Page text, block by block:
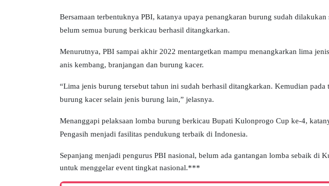
Bersamaan terbentuknya PBI, katanya upaya penangkaran burung sudah
belum semua burung berkicau berhasil ditangkarkan.
Menurutnya, PBI sampai akhir 2022 mentargetkan mampu menangkarkan lima
anis kembang, branjangan dan burung kacer.
“Lima jenis burung tersebut tahun ini sudah berhasil ditangkarkan. Kemudian pada
burung kacer selain jenis burung lain,” jelasnya.
Menanggapi pelaksaan lomba burung berkicau Bupati Kulonprogo Cup ke-4,
Pengasih menjadi fasilitas pendukung terbaik di Indonesia.
Sepanjang menjadi pengurus PBI nasional, belum ada gantangan lomba sebaik di
untuk menggelar event tingkat nasional.***